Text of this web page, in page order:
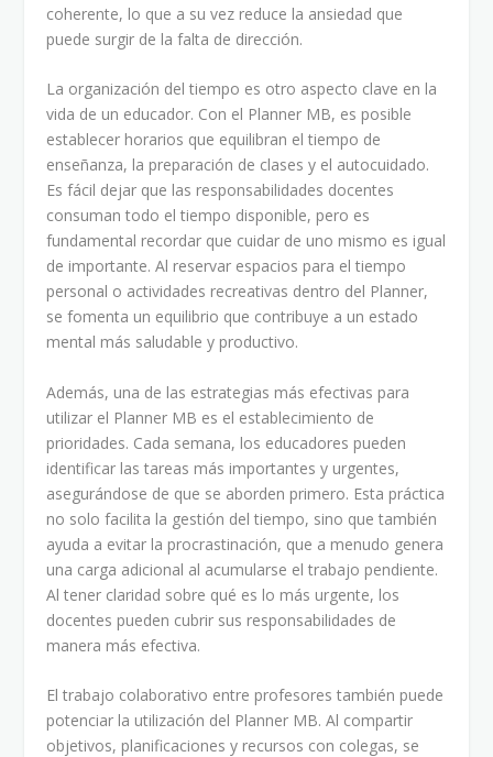
coherente, lo que a su vez reduce la ansiedad que
puede surgir de la falta de dirección.
La organización del tiempo es otro aspecto clave en la
vida de un educador. Con el Planner MB, es posible
establecer horarios que equilibran el tiempo de
enseñanza, la preparación de clases y el autocuidado.
Es fácil dejar que las responsabilidades docentes
consuman todo el tiempo disponible, pero es
fundamental recordar que cuidar de uno mismo es igual
de importante. Al reservar espacios para el tiempo
personal o actividades recreativas dentro del Planner,
se fomenta un equilibrio que contribuye a un estado
mental más saludable y productivo.
Además, una de las estrategias más efectivas para
utilizar el Planner MB es el establecimiento de
prioridades. Cada semana, los educadores pueden
identificar las tareas más importantes y urgentes,
asegurándose de que se aborden primero. Esta práctica
no solo facilita la gestión del tiempo, sino que también
ayuda a evitar la procrastinación, que a menudo genera
una carga adicional al acumularse el trabajo pendiente.
Al tener claridad sobre qué es lo más urgente, los
docentes pueden cubrir sus responsabilidades de
manera más efectiva.
El trabajo colaborativo entre profesores también puede
potenciar la utilización del Planner MB. Al compartir
objetivos, planificaciones y recursos con colegas, se